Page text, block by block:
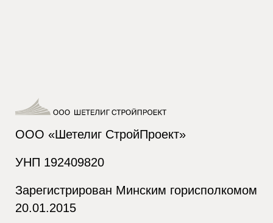
ООО «Шетелиг СтройПроект»
УНП 192409820
Зарегистрирован Минским горисполкомом
20.01.2015